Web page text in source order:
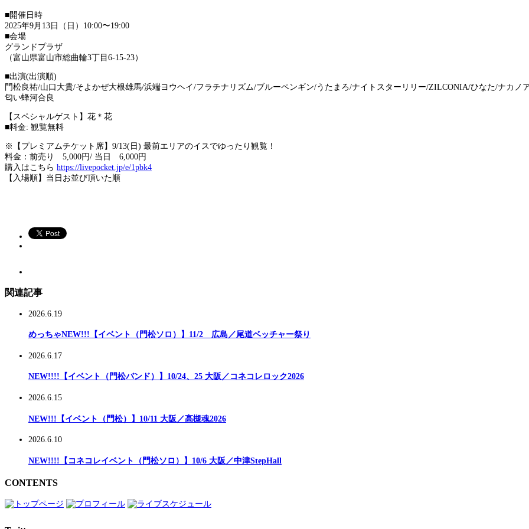
■開催日時
2025年9月13日（日）10:00〜19:00
■会場
グランドプラザ
（富山県富山市総曲輪3丁目6-15-23）
■出演(出演順)
門松良祐/山口大貴/そよかぜ大根雄馬/浜端ヨウヘイ/フラチナリズム/ブルーペンギン/うたまろ/ナイトスターリリー/ZILCONIA/ひなた/ナカノ
匂い蜂河合良
【スペシャルゲスト】花＊花
■料金: 観覧無料
※
【プレミアムチケット席】9/13(日) 最前エリアのイスでゆったり観覧！
料金：前売り 5,000円/ 当日 6,000円
購入はこちら https://livepocket.jp/e/1pbk4
【入場順】当日お並び頂いた順
関連記事
2026.6.19
めっちゃNEW!!!【イベント（門松ソロ）】11/2 広島／尾道ベッチャー祭り
2026.6.17
NEW!!!!【イベント（門松バンド）】10/24、25 大阪／コネコレロック2026
2026.6.15
NEW!!!【イベント（門松）】10/11 大阪／高槻魂2026
2026.6.10
NEW!!!!【コネコレイベント（門松ソロ）】10/6 大阪／中津StepHall
CONTENTS